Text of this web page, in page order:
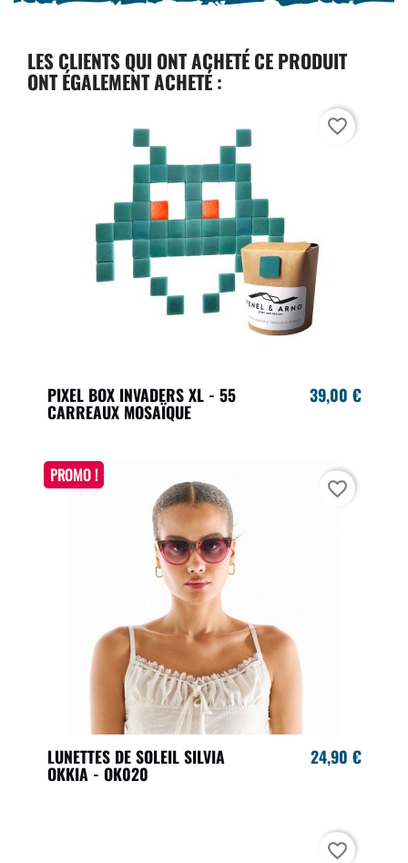
LES CLIENTS QUI ONT ACHETÉ CE PRODUIT
ONT ÉGALEMENT ACHETÉ :
PIXEL BOX INVADERS XL - 55
CARREAUX MOSAÏQUE
39,00 €
favorite_border
LUNETTES DE SOLEIL SILVIA
OKKIA - OK020
24,90 €
PROMO !
favorite_border
favorite_border